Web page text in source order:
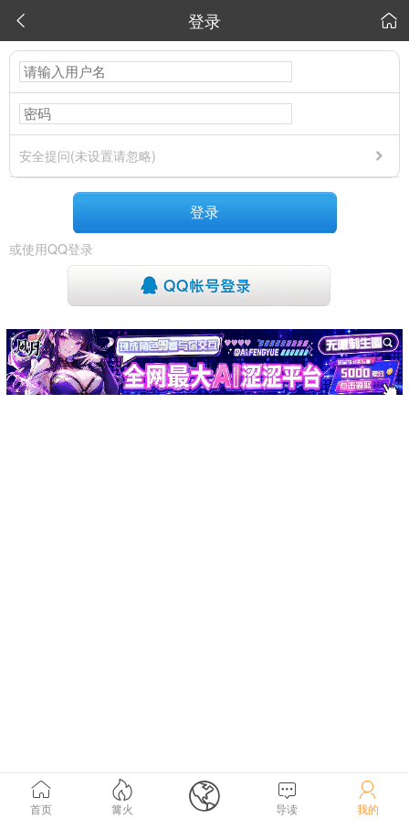
 登录 
安全提问(未设置请忽略)
登录
或使用QQ登录

首页

篝火  
导读

我的